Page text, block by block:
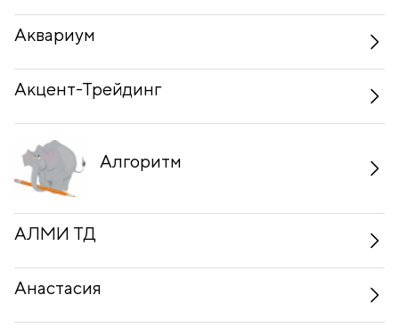
Аквариум
Акцент-Трейдинг
Алгоритм
АЛМИ ТД
Анастасия